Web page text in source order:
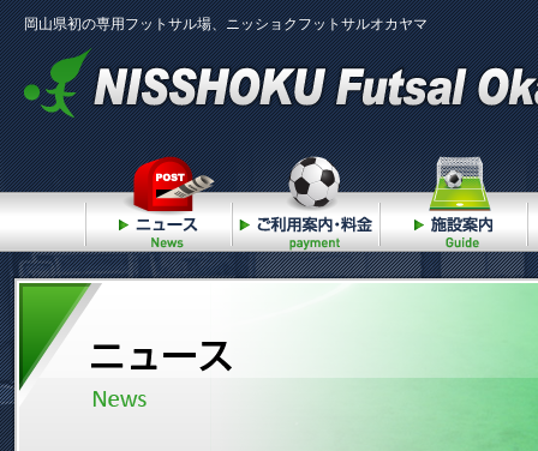
岡山県初の専用フットサル場、ニッショクフットサルオカヤマ
ニュース ご利用案内・料金